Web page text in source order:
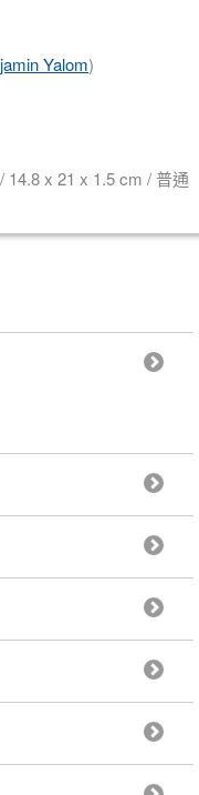
Yalom)
x 21 x 1.5 cm / 普通